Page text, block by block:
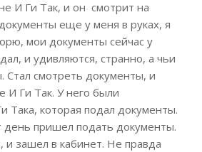
И Ги Так, и он смотрит на
еще у меня в руках, я
мои документы сейчас у
и удивляются, странно, а чьи
Стал смотреть документы, и
И Ги Так. У него были
Така, которая подал документы.
день пришел подать документы.
и зашел в кабинет. Не правда